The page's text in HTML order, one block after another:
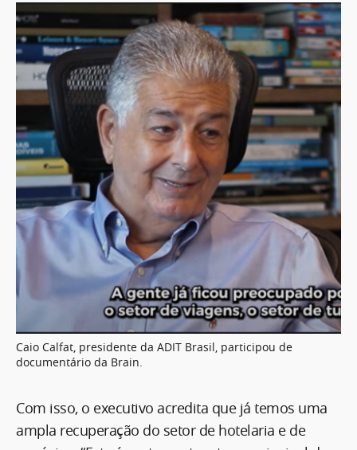
Caio Calfat, presidente da ADIT Brasil, participou de
documentário da Brain.
Com isso, o executivo acredita que já temos uma
ampla recuperação do setor de hotelaria e de